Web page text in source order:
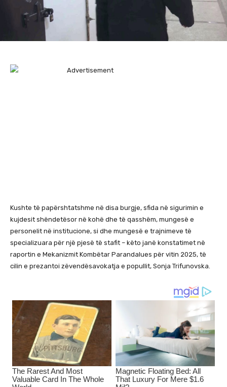
Kushte të papërshtatshme në disa burgje, sfida në sigurimin e
kujdesit shëndetësor në kohë dhe të qasshëm, mungesë e
personelit në institucione, si dhe mungesë e trajnimeve të
specializuara për një pjesë të stafit – këto janë konstatimet në
raportin e Mekanizmit Kombëtar Parandalues për vitin 2025, të
cilin e prezantoi zëvendësavokatja e popullit, Sonja Trifunovska.